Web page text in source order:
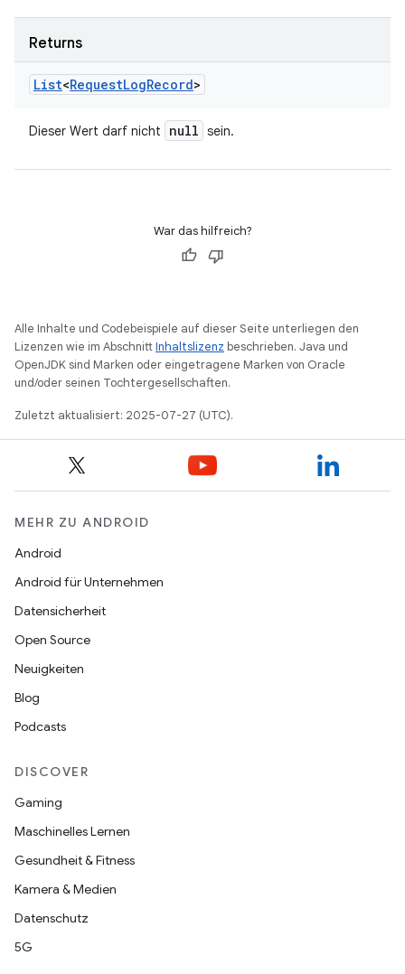
Returns
List<RequestLogRecord>
Dieser Wert darf nicht null sein.
War das hilfreich?
Alle Inhalte und Codebeispiele auf dieser Seite unterliegen den
Lizenzen wie im AbschnittInhaltslizenz beschrieben. Java und
OpenJDK sind Marken oder eingetragene Marken von Oracle
und/oder seinen Tochtergesellschaften.
Zuletzt aktualisiert: 2025-07-27 (UTC).
MEHR ZU ANDROID
Android
Android für Unternehmen
Datensicherheit
Open Source
Neuigkeiten
Blog
Podcasts
DISCOVER
Gaming
Maschinelles Lernen
Gesundheit & Fitness
Kamera & Medien
Datenschutz
5G